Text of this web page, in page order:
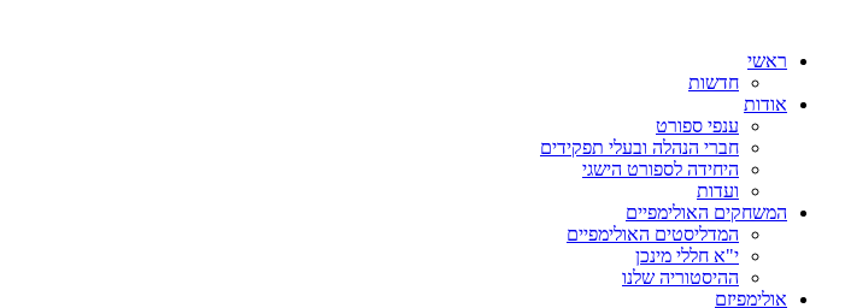
ראשי
חדשות
אודות
ענפי ספורט
חברי הנהלה ובעלי תפקידים
היחידה לספורט הישגי
ועדות
המשחקים האולימפיים
המדליסטים האולימפיים
י"א חללי מינכן
ההיסטוריה שלנו
אולימפיזם